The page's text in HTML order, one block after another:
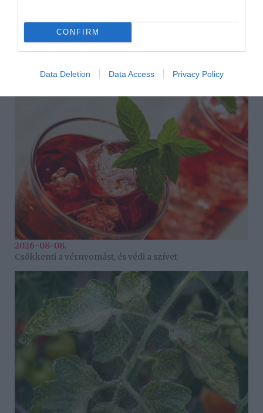
CONFIRM
Data Deletion Data Access Privacy Policy
Korábbi bejegyzések
HASONLÓ BEJEGYZÉSEK
2026-08-08.
Csökkenti a vérnyomást, és védi a szívet